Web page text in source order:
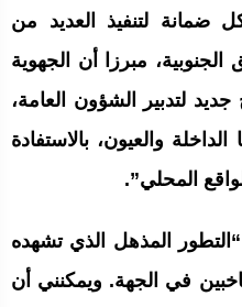
ضمانة لتنفيذ العديد من
مبرزا أن الجهوية
لتدبير الشؤون العامة،
والعيون، بالاستفادة
المحلي”.
المذهل الذي تشهده
في الجهة. ويمكنني أن